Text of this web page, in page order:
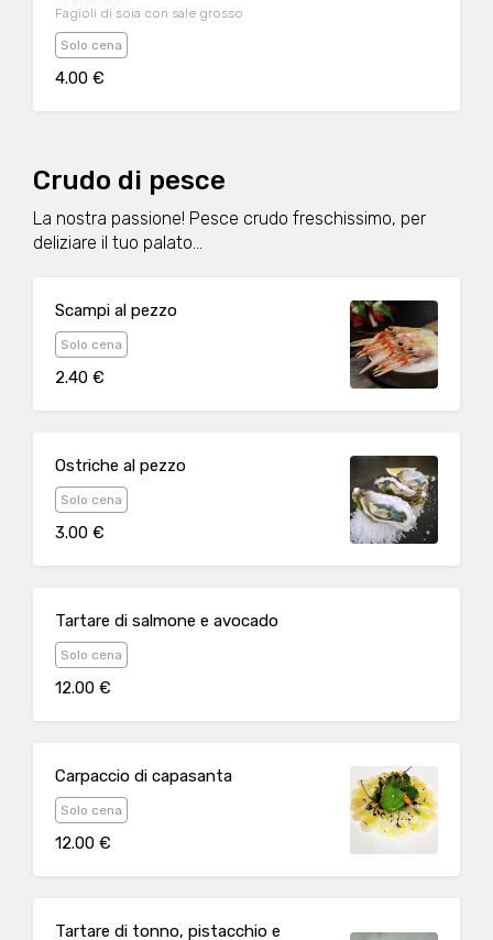
Fagioli di soia con sale grosso
Solo cena
4.00 €
Crudo di pesce
La nostra passione! Pesce crudo freschissimo, per
deliziare il tuo palato...
Scampi al pezzo
Solo cena
2.40 €
Ostriche al pezzo
Solo cena
3.00 €
Tartare di salmone e avocado
Solo cena
12.00 €
Carpaccio di capasanta
Solo cena
12.00 €
Tartare di tonno, pistacchio e